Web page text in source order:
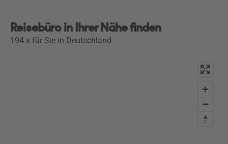
Reisebüro in Ihrer Nähe finden
194 x für Sie in Deutschland